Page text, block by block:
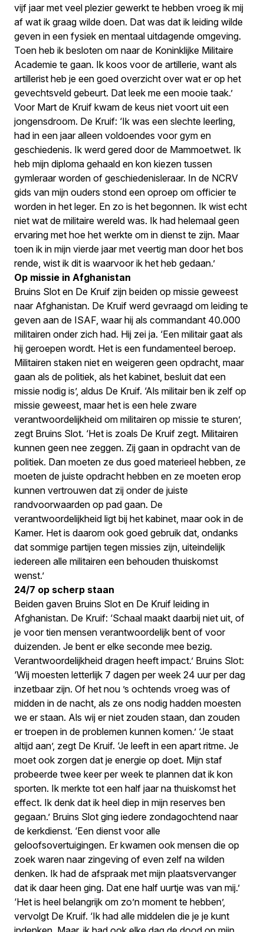
vijf jaar met veel plezier gewerkt te hebben vroeg ik mij
af wat ik graag wilde doen. Dat was dat ik leiding wilde
geven in een fysiek en mentaal uitdagende omgeving.
Toen heb ik besloten om naar de Koninklijke Militaire
Academie te gaan. Ik koos voor de artillerie, want als
artillerist heb je een goed overzicht over wat er op het
gevechtsveld gebeurt. Dat leek me een mooie taak.’
Voor Mart de Kruif kwam de keus niet voort uit een
jongensdroom. De Kruif: ‘Ik was een slechte leerling,
had in een jaar alleen voldoendes voor gym en
geschiedenis. Ik werd gered door de Mammoetwet. Ik
heb mijn diploma gehaald en kon kiezen tussen
gymleraar worden of geschiedenisleraar. In de NCRV
gids van mijn ouders stond een oproep om officier te
worden in het leger. En zo is het begonnen. Ik wist echt
niet wat de militaire wereld was. Ik had helemaal geen
ervaring met hoe het werkte om in dienst te zijn. Maar
toen ik in mijn vierde jaar met veertig man door het bos
rende, wist ik dit is waarvoor ik het heb gedaan.’
Op missie in Afghanistan
Bruins Slot en De Kruif zijn beiden op missie geweest
naar Afghanistan. De Kruif werd gevraagd om leiding te
geven aan de ISAF, waar hij als commandant 40.000
militairen onder zich had. Hij zei ja. ‘Een militair gaat als
hij geroepen wordt. Het is een fundamenteel beroep.
Militairen staken niet en weigeren geen opdracht, maar
gaan als de politiek, als het kabinet, besluit dat een
missie nodig is’, aldus De Kruif. ‘Als militair ben ik zelf op
missie geweest, maar het is een hele zware
verantwoordelijkheid om militairen op missie te sturen’,
zegt Bruins Slot. ‘Het is zoals De Kruif zegt. Militairen
kunnen geen nee zeggen. Zij gaan in opdracht van de
politiek. Dan moeten ze dus goed materieel hebben, ze
moeten de juiste opdracht hebben en ze moeten erop
kunnen vertrouwen dat zij onder de juiste
randvoorwaarden op pad gaan. De
verantwoordelijkheid ligt bij het kabinet, maar ook in de
Kamer. Het is daarom ook goed gebruik dat, ondanks
dat sommige partijen tegen missies zijn, uiteindelijk
iedereen alle militairen een behouden thuiskomst
wenst.’
24/7 op scherp staan
Beiden gaven Bruins Slot en De Kruif leiding in
Afghanistan. De Kruif: ‘Schaal maakt daarbij niet uit, of
je voor tien mensen verantwoordelijk bent of voor
duizenden. Je bent er elke seconde mee bezig.
Verantwoordelijkheid dragen heeft impact.’ Bruins Slot:
‘Wij moesten letterlijk 7 dagen per week 24 uur per dag
inzetbaar zijn. Of het nou ’s ochtends vroeg was of
midden in de nacht, als ze ons nodig hadden moesten
we er staan. Als wij er niet zouden staan, dan zouden
er troepen in de problemen kunnen komen.’ ‘Je staat
altijd aan’, zegt De Kruif. ‘Je leeft in een apart ritme. Je
moet ook zorgen dat je energie op doet. Mijn staf
probeerde twee keer per week te plannen dat ik kon
sporten. Ik merkte tot een half jaar na thuiskomst het
effect. Ik denk dat ik heel diep in mijn reserves ben
gegaan.’ Bruins Slot ging iedere zondagochtend naar
de kerkdienst. ‘Een dienst voor alle
geloofsovertuigingen. Er kwamen ook mensen die op
zoek waren naar zingeving of even zelf na wilden
denken. Ik had de afspraak met mijn plaatsvervanger
dat ik daar heen ging. Dat ene half uurtje was van mij.’
‘Het is heel belangrijk om zo’n moment te hebben’,
vervolgt De Kruif. ‘Ik had alle middelen die je je kunt